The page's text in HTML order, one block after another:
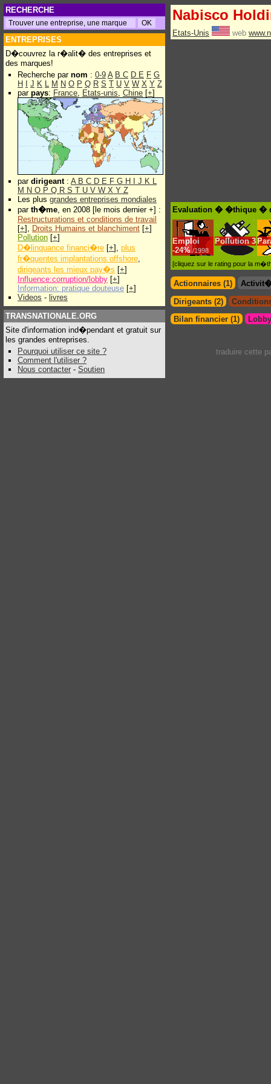
RECHERCHE
ENTREPRISES
D�couvrez la r�alit� des entreprises et
des marques!
Recherche par nom : 0-9 A B C D E F G
H
J K L M N O P Q R S T U V W X Y Z
par pays: France, Etats-unis, Chine [+]
par dirigeant: A B C D E F G H J K L
M N O P Q R S T U V W X Y Z
Les plus grandes entreprises mondiales
par th�me, en 2008 [le mois dernier +] :
Restructurations et conditions de travail
[+], Droits Humains et blanchiment [+]
Pollution [+]
D�linquance financi�re [+], plus
fr�quentes implantations offshore,
dirigeants les mieux pay�s [+]
Influence:corruption/lobby [+]
Information: pratique douteuse [+]
Videos - livres
TRANSNATIONALE.ORG
Site d'information ind�pendant et gratuit sur
les grandes entreprises.
Pourquoi utiliser ce site ?
Comment l'utiliser ?
Nous contacter - Soutien
Nabisco
Etats-Unis web
Evaluation � �thique �
Emploi
-24% /1998
Pollution 3
[cliquez sur le rating pour la
Actionnaires (1)
Dirigeants (2)
Bilan financier (1)
traduire cette